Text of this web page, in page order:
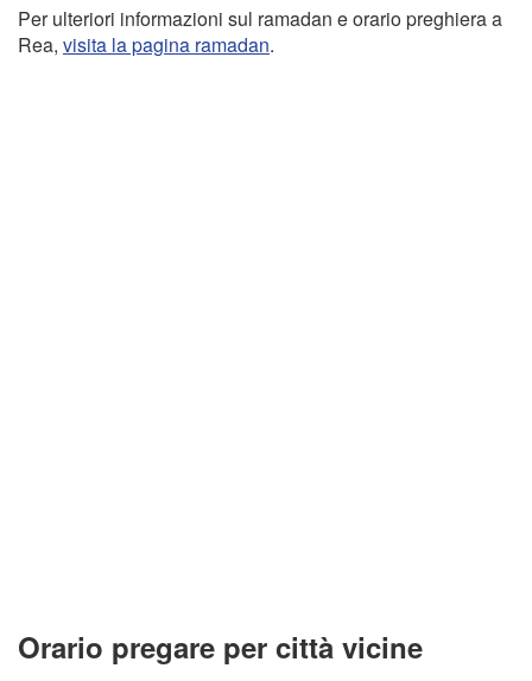
Per ulteriori informazioni sul ramadan e orario preghiera a
Rea, visita la pagina ramadan.
Orario pregare per città vicine